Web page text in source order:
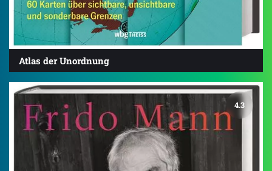
Atlas der Unordnung
4.3